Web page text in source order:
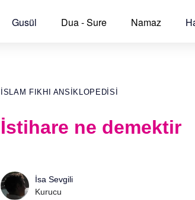
Gusül Dua - Sure Namaz
İSLAM FIKHI ANSIKLOPEDISI
İstihare ne demektir
İsa Sevgili
Kurucu